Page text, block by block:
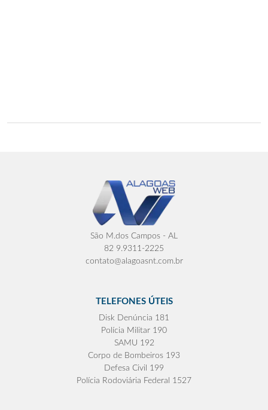
São M.dos Campos - AL
82 9.9311-2225
contato@alagoasnt.com.br
TELEFONES ÚTEIS
Disk Denúncia 181
Polícia Militar 190
SAMU 192
Corpo de Bombeiros 193
Defesa Civil 199
Polícia Rodoviária Federal 1527